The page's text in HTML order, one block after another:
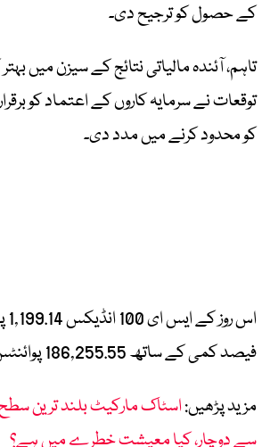
کے حصول کو ترجیح دی۔
تاہم، آئندہ مالیاتی نتائج کے سیزن میں
توقعات نے سرمایہ کاروں کے اعتماد کو
کو محدود کرنے میں مدد دی۔
فیصد کمی کے ساتھ 186,255.55 پوائنٹس پر بند ہوا۔
مزید پڑھیں:اسٹاک مارکیٹ بلند ترین
سے دوچار، کیا معیشت خطرے میں ہے؟